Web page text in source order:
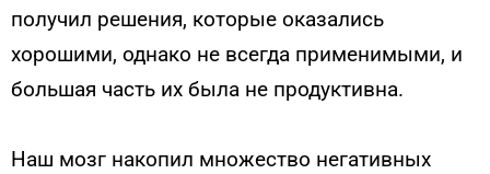
получил решения, которые оказались
хорошими, однако не всегда применимыми, и
большая часть их была не продуктивна.
Наш мозг накопил множество негативных